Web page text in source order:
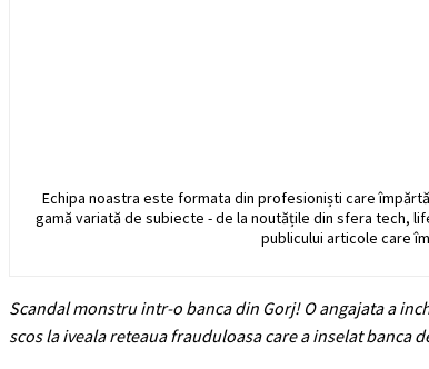
Echipa noastra este formata din profesioniști care
gamă variată de subiecte - de la noutățile din sfera tech,
publicului articole care
Scandal monstru intr-o banca din Gorj! O angajata a
scos la iveala reteaua frauduloasa care a inselat banca